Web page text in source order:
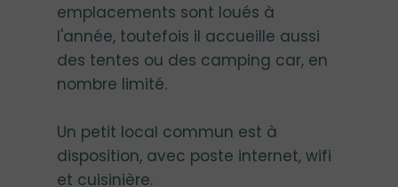
emplacements sont loués à
l'année, toutefois il accueille aussi
des tentes ou des camping car, en
nombre limité.
Un petit local commun est à
disposition, avec poste internet, wifi
et cuisinière.